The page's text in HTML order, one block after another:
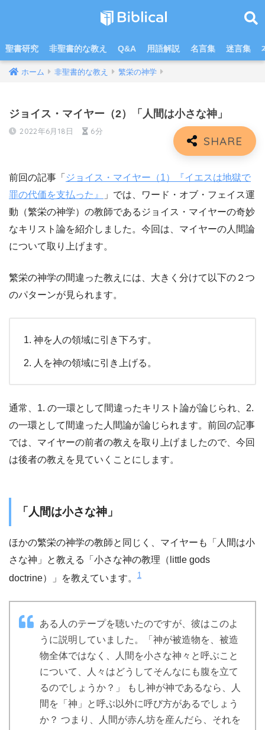
聖書研究 非聖書的な教え Q&A 用語解説 名言集 迷言集
ホーム 非聖書的な教え 繁栄の神学
ジョイス・マイヤー（2）「人間は小さな神」
2022年6月18日 6分
前回の記事「 ジョイス・マイヤー（1）『イエスは地獄で
罪の代価を支払った』
」では、ワード・オブ・フェイス運
動（繁栄の神学）の教師であるジョイス・マイヤーの奇妙
なキリスト論を紹介しました。今回は、マイヤーの人間論
について取り上げます。
繁栄の神学の間違った教えには、大きく分けて以下の２つ
のパターンが見られます。
神を人の領域に引き下ろす。
人を神の領域に引き上げる。
通常、1. の一環として間違ったキリスト論が論じられ、2.
の一環として間違った人間論が論じられます。前回の記事
では、マイヤーの前者の教えを取り上げましたので、今回
は後者の教えを見ていくことにします。
「人間は小さな神」
ほかの繁栄の神学の教師と同じく、マイヤーも「人間は小
さな神」と教える「小さな神の教理（little gods
doctrine）」を教えています。
1
ある人のテープを聴いたのですが、彼はこのよ
うに説明していました。「神が被造物を、被造
物全体ではなく、人間を小さな神々と呼ぶこと
について、人々はどうしてそんなにも腹を立て
るのでしょうか？」 もし神が神であるなら、人
間を「神」と呼ぶ以外に呼び方があるでしょう
か？ つまり、人間が赤ん坊を産んだら、それを